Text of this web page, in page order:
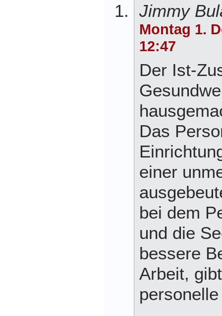
Jimmy
Montag 1.
12:47
Der Ist-
Das
einer
bei dem
und die
bessere
Arbeit,